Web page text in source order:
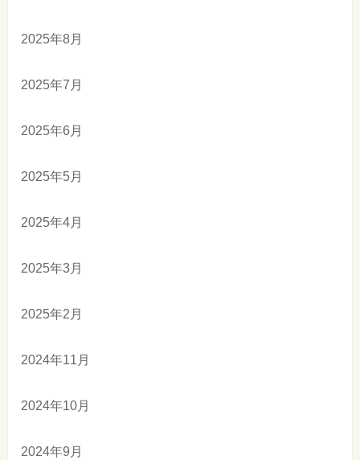
2025年8月
2025年7月
2025年6月
2025年5月
2025年4月
2025年3月
2025年2月
2024年11月
2024年10月
2024年9月